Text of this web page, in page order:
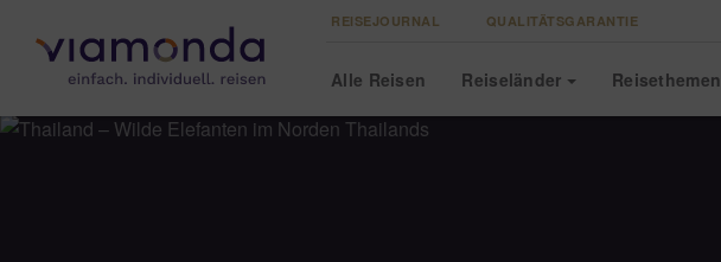
REISEJOURNAL QUALITÄTSGARANTIE
Alle Reisen Reiseländer Reisethemen